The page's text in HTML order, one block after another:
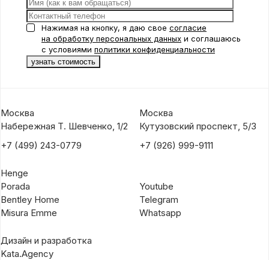
Нажимая на кнопку, я даю свое согласие
на обработку персональных данных и соглашаюсь
с условиями политики конфиденциальности
Москва
Набережная Т. Шевченко, 1/2
+7 (499) 243-0779
Москва
Кутузовский проспект, 5/3
+7 (926) 999-9111
Henge
Porada
Bentley Home
Misura Emme
Youtube
Telegram
Whatsapp
Дизайн и разработка
Kata.Agency